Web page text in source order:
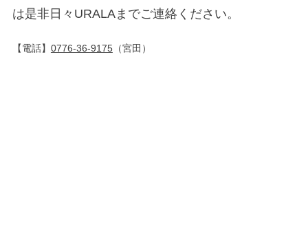
は是非日々URALAまでご連絡ください。
【電話】 0776-36-9175（宮田）